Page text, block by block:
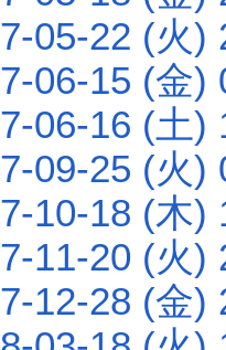
05-22 (火)
06-15 (金)
06-16 (土)
09-25 (火)
10-18 (木)
11-20 (火)
12-28 (金)